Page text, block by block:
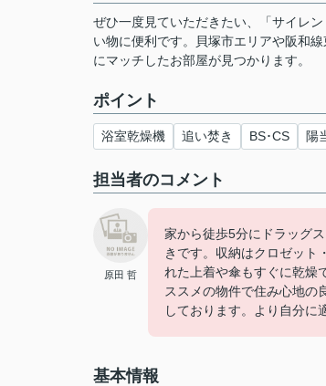
ぜひ一度見ていただきたい、「サイレ
い物に便利です。貝塚市エリアや阪和
にマッチしたお部屋が見つかります。
ポイント
浴室乾燥機 追い焚き BS･CS 陽
担当者のコメント
原田 哲
家から徒歩5分にドラッグ
きです。収納はクロゼット
れた上着や傘もすぐに乾燥
ススメの物件で住み心地の
しております。より自分に
基本情報